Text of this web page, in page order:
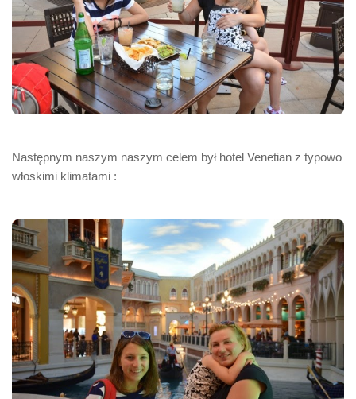
Następnym naszym naszym celem był hotel Venetian z typowo
włoskimi klimatami :